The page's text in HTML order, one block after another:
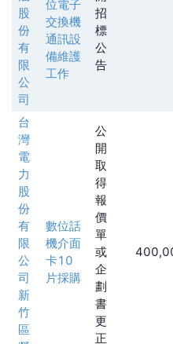
股
份
有
限
公
司
位電子
交換機
通訊設
備維護
工作
招
標
公
告
台
灣
電
力
股
份
有
限
公
司
新
竹
區
數位話
機介面
卡10
片採購
公
開
取
得
報
價
單
或
企
劃
書
更
正